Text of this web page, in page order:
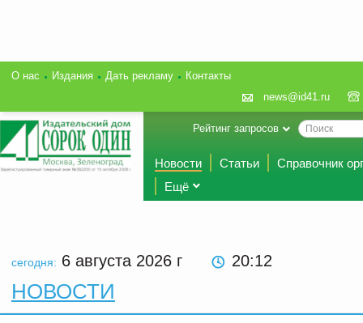
О нас Издания Дать рекламу
Контакты
news@id41.ru
Рейтинг запросов
Новости Статьи
Справочник
Ещё
сегодня: 6 августа 2026 г 20:12
НОВОСТИ